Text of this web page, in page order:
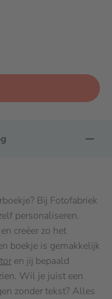
Bij Fotofabriek
personaliseren.
creëer zo het
boekje is gemakkelijk
en jij bepaald
Wil je juist een
zonder tekst? Alles